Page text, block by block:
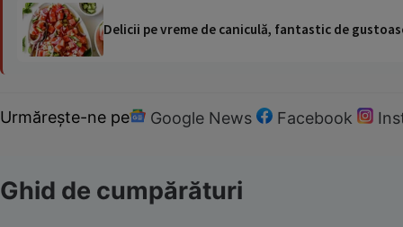
Delicii pe vreme de caniculă, fantastic de
Urmărește-ne pe Google News Facebook
Ghid de cumpărături